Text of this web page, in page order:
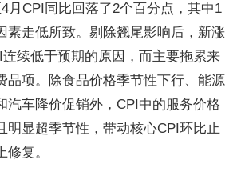
月CPI同比回落了2个百分点，其中1
素走低所致。剔除翘尾影响后，新涨
续低于预期的原因，而主要拖累来
品项。除食品价格季节性下行、能源
汽车降价促销外，CPI中的服务价格
明显超季节性，带动核心CPI环比止
复。